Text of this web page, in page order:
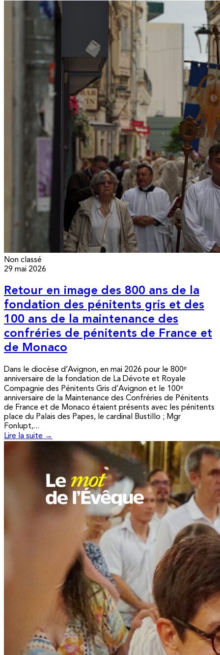
Non classé
29 mai 2026
Retour en image des 800 ans de la
fondation des pénitents gris et des
100 ans de la maintenance des
confréries de pénitents de France et
de Monaco
Dans le diocèse d’Avignon, en mai 2026 pour le 800ᵉ
anniversaire de la fondation de La Dévote et Royale
Compagnie des Pénitents Gris d’Avignon et le 100ᵉ
anniversaire de la Maintenance des Confréries de Pénitents
de France et de Monaco étaient présents avec les pénitents
place du Palais des Papes, le cardinal Bustillo ; Mgr
Fonlupt,...
Lire la suite →